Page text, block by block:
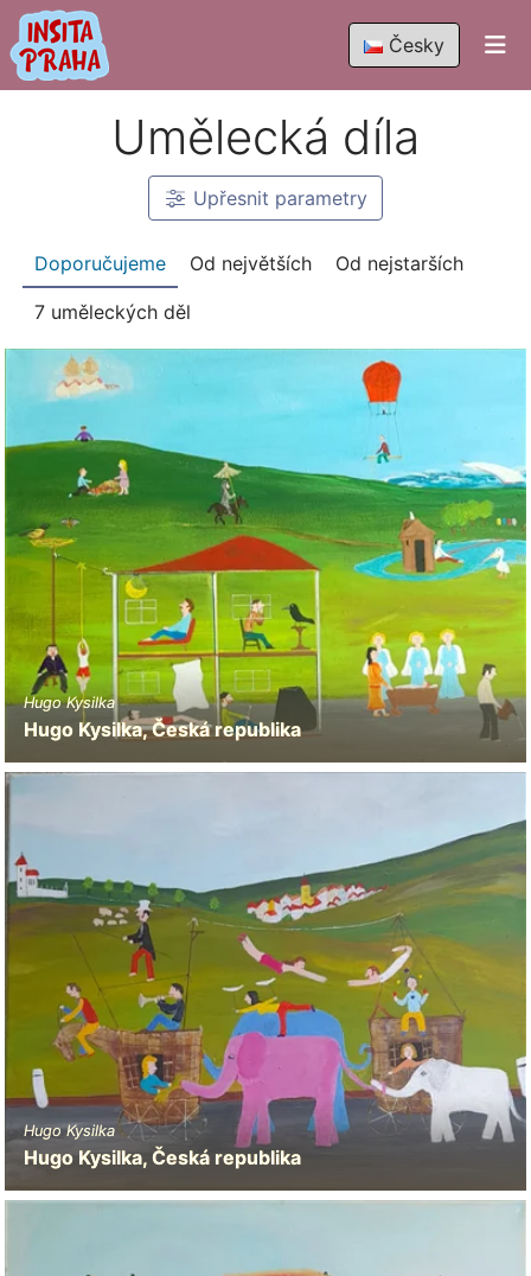
Česky
Umělecká díla
Upřesnit parametry
Doporučujeme Od největších Od nejstarších
7 uměleckých děl
Hugo Kysilka
Hugo Kysilka, Česká republika
Hugo Kysilka
Hugo Kysilka, Česká republika